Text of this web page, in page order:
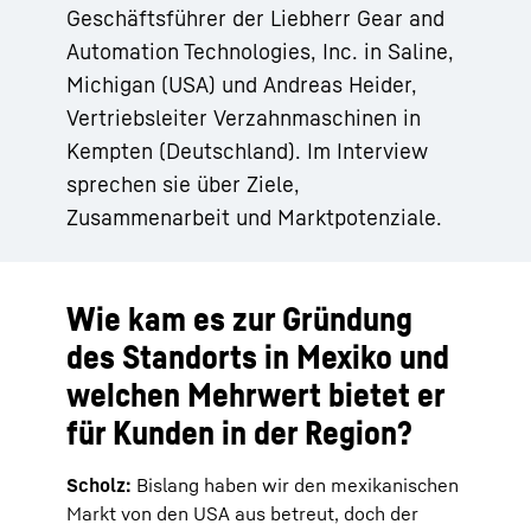
Geschäftsführer der Liebherr Gear and
Automation Technologies, Inc. in Saline,
Michigan (USA) und Andreas Heider,
Vertriebsleiter Verzahnmaschinen in
Kempten (Deutschland). Im Interview
sprechen sie über Ziele,
Zusammenarbeit und Marktpotenziale.
Wie kam es zur Gründung
des Standorts in Mexiko und
welchen Mehrwert bietet er
für Kunden in der Region?
Scholz: Bislang haben wir den mexikanischen
Markt von den USA aus betreut, doch der